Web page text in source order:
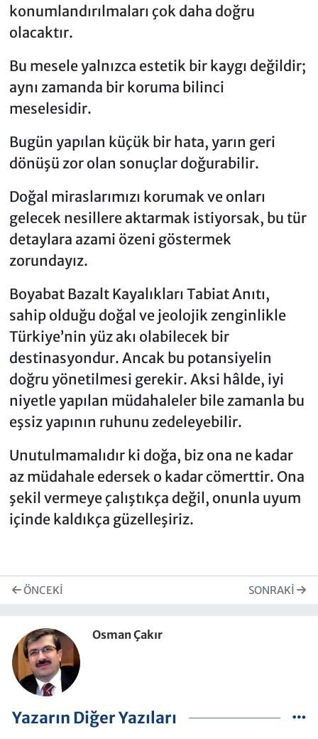
konumlandırılmaları çok daha doğru
olacaktır.
Bu mesele yalnızca estetik bir kaygı değildir;
aynı zamanda bir koruma bilinci
meselesidir.
Bugün yapılan küçük bir hata, yarın geri
dönüşü zor olan sonuçlar doğurabilir.
Doğal miraslarımızı korumak ve onları
gelecek nesillere aktarmak istiyorsak, bu tür
detaylara azami özeni göstermek
zorundayız.
Boyabat Bazalt Kayalıkları Tabiat Anıtı,
sahip olduğu doğal ve jeolojik zenginlikle
Türkiye’nin yüz akı olabilecek bir
destinasyondur. Ancak bu potansiyelin
doğru yönetilmesi gerekir. Aksi hâlde, iyi
niyetle yapılan müdahaleler bile zamanla bu
eşsiz yapının ruhunu zedeleyebilir.
Unutulmamalıdır ki doğa, biz ona ne kadar
az müdahale edersek o kadar cömerttir. Ona
şekil vermeye çalıştıkça değil, onunla uyum
içinde kaldıkça güzelleşiriz.
ÖNCEKI SONRAKI
Osman Çakır
Yazarın Diğer Yazıları